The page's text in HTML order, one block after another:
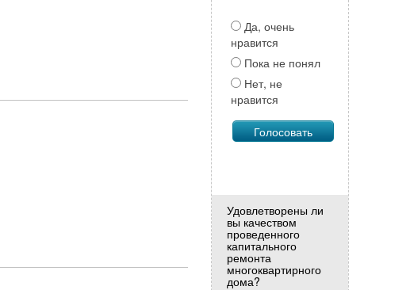
Да, очень
нравится
Пока не понял
Нет, не
нравится
Удовлетворены ли
вы качеством
проведенного
капитального
ремонта
многоквартирного
дома?